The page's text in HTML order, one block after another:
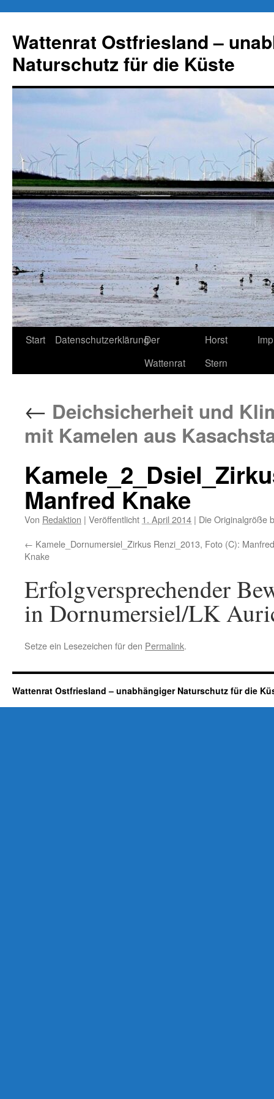
springen
Wattenrat Ostfriesland –
Naturschutz für die Küste
Start DatenschutzerklärungDer
Wattenrat
Horst
Stern
← Deichsicherheit und
mit Kamelen aus
Manfred Knake
Von Redaktion | Veröffentlicht 1. April 2014 | Die Originalgröße
Kamele_Dornumersiel_Zirkus Renzi_2013, Foto (C): Manfred
Knake
Erfolgversprechender
in Dornumersiel/LK
Setze ein Lesezeichen für den Permalink.
Wattenrat Ostfriesland – unabhängiger Naturschutz für die